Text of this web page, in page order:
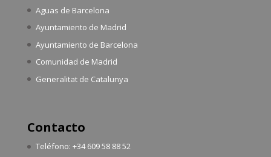
Aguas de Barcelona
Ayuntamiento de Madrid
Ayuntamiento de Barcelona
Comunidad de Madrid
Generalitat de Catalunya
Contacto
Teléfono: +34 609 58 88 52